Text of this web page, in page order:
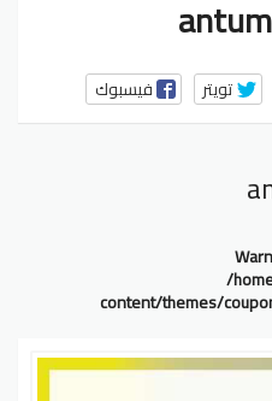
فيسبوك تويتر
/
content/themes/